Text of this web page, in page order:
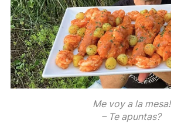
Me voy a la mesa!
– Te apuntas?